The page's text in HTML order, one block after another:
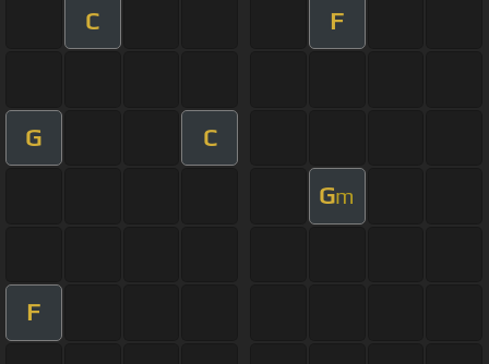
C F
G C
Gm
F